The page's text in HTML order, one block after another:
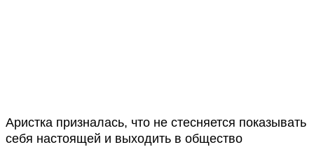
Аристка призналась, что не стесняется показывать
себя настоящей и выходить в общество